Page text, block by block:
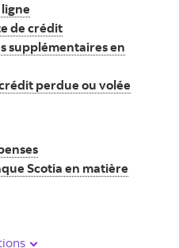
de crédit
supplémentaires en
perdue ou volée
Scotia en matière